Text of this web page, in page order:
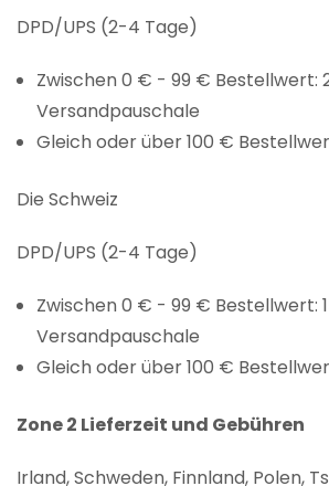
DPD/UPS (2-4 Tage)
Zwischen 0 € - 99 € Bestellwert:
Versandpauschale
Gleich oder über 100 €
Die Schweiz
DPD/UPS (2-4 Tage)
Zwischen 0 € - 99 € Bestellwert:
Versandpauschale
Gleich oder über 100 €
Zone 2 Lieferzeit und Gebühren
Irland, Schweden, Finnland, Polen,